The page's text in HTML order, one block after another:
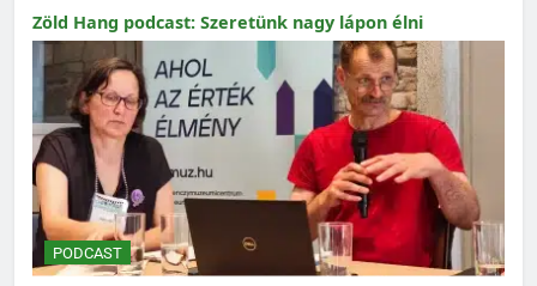
Zöld Hang podcast: Szeretünk nagy lápon élni
PODCAST